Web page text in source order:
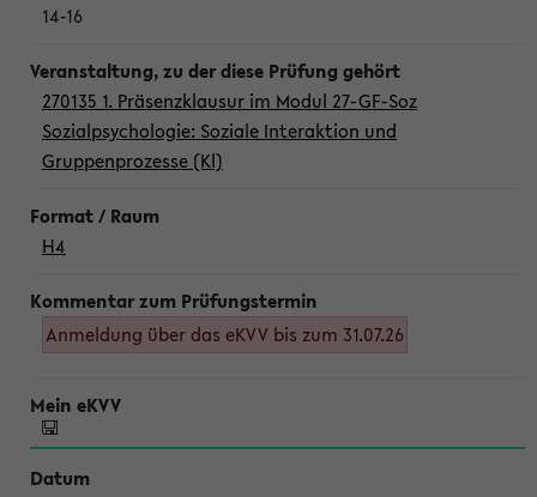
14-16
270135 1. Präsenzklausur im Modul 27-GF-Soz
Sozialpsychologie: Soziale Interaktion und
Gruppenprozesse (Kl)
H4
Anmeldung über das eKVV bis zum 31.07.26